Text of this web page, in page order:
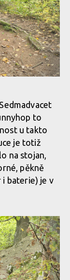
to
u takto
je totiž
na stojan,
pěkně
baterie) je v